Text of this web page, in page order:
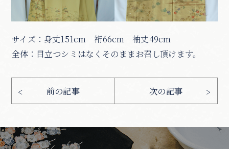
サイズ：身丈151cm 裄66cm 袖丈49cm
全体：目立つシミはなくそのままお召し頂けます。